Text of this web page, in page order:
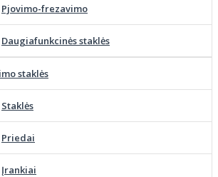
Pjovimo-frezavimo
Daugiafunkcinės staklės
staklės
Staklės
Priedai
Įrankiai